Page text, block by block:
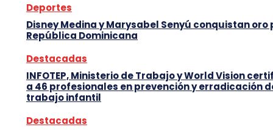
Deportes
Disney Medina y Marysabel Senyú conquistan oro
República Dominicana
Destacadas
INFOTEP, Ministerio de Trabajo y World Vision
a 46 profesionales en prevención y erradicación
trabajo infantil
Destacadas